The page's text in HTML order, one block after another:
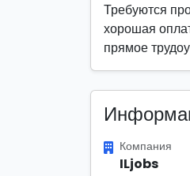
Требуются
хорошая
прямое
Компания
ILjobs